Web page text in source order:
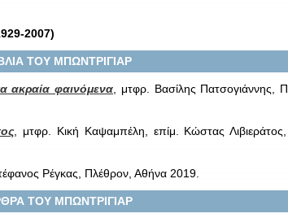
2007)
ΤΟΥ ΜΠΩΝΤΡΙΓΙΑΡ
ακραία φαινόμενα , μτφρ. Βασίλης Πατσογιάννης,
, μτφρ. Κική Καψαμπέλη, επίμ. Κώστας
Ρέγκας, Πλέθρον, Αθήνα 2019.
ΤΟΥ ΜΠΩΝΤΡΙΓΙΑΡ